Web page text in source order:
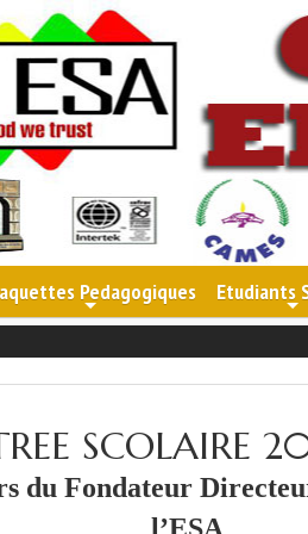
+
Pedagogiques
+
Etudiants
SCOLAIRE
du Fondateur
l’ESA